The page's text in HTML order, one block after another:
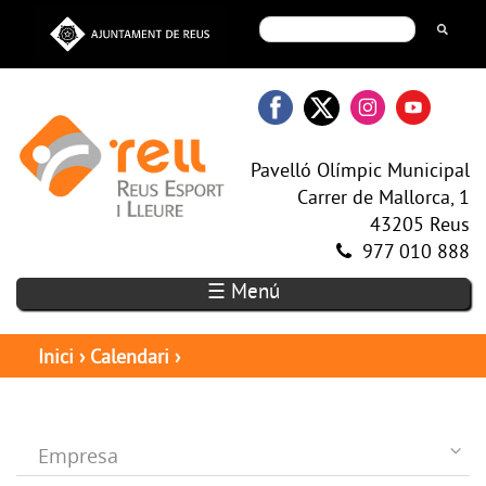
Pavelló Olímpic Municipal
Carrer de Mallorca, 1
43205 Reus
977 010 888
☰ Menú
Inici › Calendari ›
Empresa